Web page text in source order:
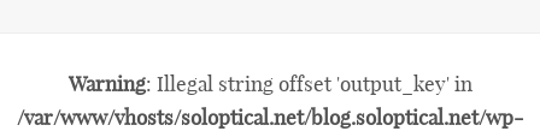
Warning: Illegal string offset 'output_key' in
/var/www/vhosts/soloptical.net/blog.soloptical.net/wp-